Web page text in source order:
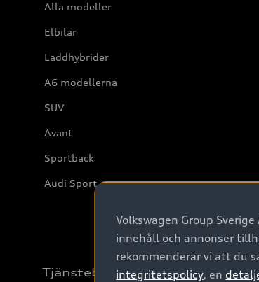
Alla modeller
Elbilar
Laddhybrider
A6 modellerna
SUV
Avant
Sportback
Audi Sport
Tjänstebil
Volkswagen Group
innehåll och annonser
rekommenderar vi att du
integritetspolicy, en